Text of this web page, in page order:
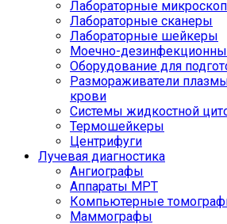
Лабораторные
Лабораторные сканеры
Лабораторные шейкеры
Моечно-
Оборудование для
Размораживатели
крови
Системы жидкостной
Термошейкеры
Центрифуги
Лучевая диагностика
Ангиографы
Аппараты МРТ
Компьютерные
Маммографы